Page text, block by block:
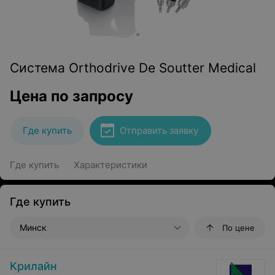
Система Orthodrive De Soutter Medical
Цена по запросу
Где купить Отправить заявку
Где купить Характеристики
Где купить
Минск По цене
Крилайн